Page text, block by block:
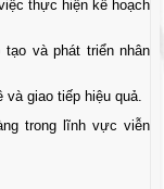
thực hiện kế hoạch
và phát triển nhân
giao tiếp hiệu quả.
trong lĩnh vực viễn